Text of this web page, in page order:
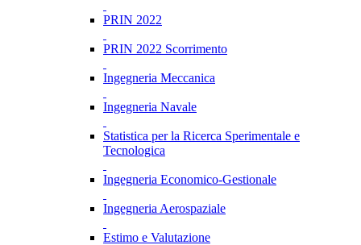
PRIN 2022
PRIN 2022 Scorrimento
Ingegneria Meccanica
Ingegneria Navale
Statistica per la Ricerca Sperimentale e
Tecnologica
Ingegneria Economico-Gestionale
Ingegneria Aerospaziale
Estimo e Valutazione